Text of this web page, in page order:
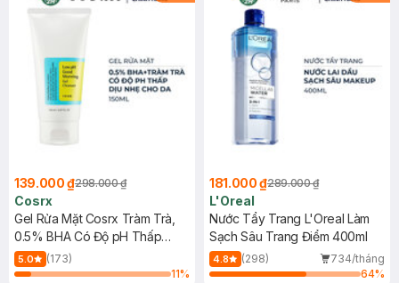
139.000 ₫298.000 ₫
Cosrx
Gel Rửa Mặt Cosrx Tràm Trà,
0.5% BHA Có Độ pH Thấp
150ml
5.0
(173)
11%
181.000 ₫289.000 ₫
L'Oreal
Nước Tẩy Trang L'Oreal Làm
Sạch Sâu Trang Điểm 400ml
4.8 (298)
734/tháng
64%